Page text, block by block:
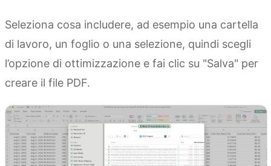
Seleziona cosa includere, ad esempio una cartella
di lavoro, un foglio o una selezione, quindi scegli
l’opzione di ottimizzazione e fai clic su "Salva" per
creare il file PDF.